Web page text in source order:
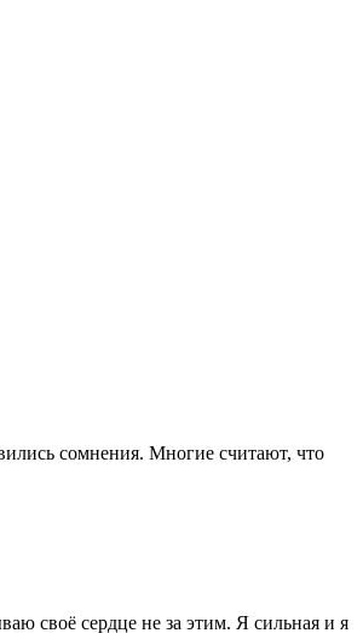
сомнения. Многие считают, что
своё сердце не за этим. Я сильная и я